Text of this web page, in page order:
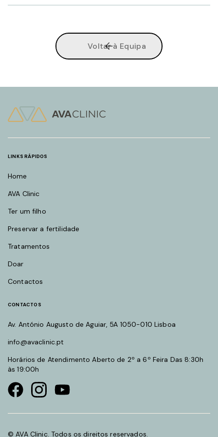
Voltar à Equipa
LINKS RÁPIDOS
Home
AVA Clinic
Ter um filho
Preservar a fertilidade
Tratamentos
Doar
Contactos
CONTACTOS
Av. António Augusto de Aguiar, 5A 1050-010 Lisboa
info@avaclinic.pt
Horários de Atendimento Aberto de 2º a 6º Feira Das 8:30h
às 19:00h
Visit our Facebook page
Visit our instagram page
Visit our youtube page
© AVA Clinic. Todos os direitos reservados.